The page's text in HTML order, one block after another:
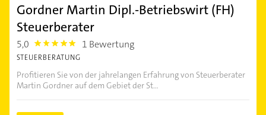
Gordner Martin Dipl.-Betriebswirt (FH)
Steuerberater
5,0 5.0 1 Bewertung
STEUERBERATUNG
Profitieren Sie von der jahrelangen Erfahrung von Steuerberater
Martin Gordner auf dem Gebiet der St...